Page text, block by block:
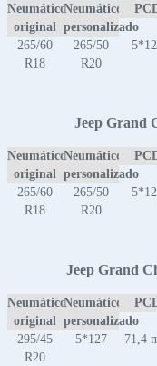
Neumático
original
Neumático
personalizado
265/60
R18
265/50
R20
Jeep Grand
Neumático
original
Neumático
personalizado
265/60
R18
265/50
R20
Jeep Grand
Neumático
original
Neumático
personalizado
295/45
R20
5*127 71,4